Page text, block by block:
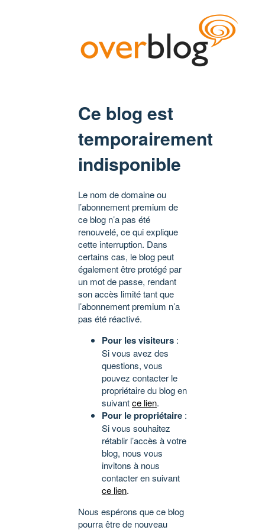
Ce blog est
temporairement
indisponible
Le nom de domaine ou
l’abonnement premium de
ce blog n’a pas été
renouvelé, ce qui explique
cette interruption. Dans
certains cas, le blog peut
également être protégé par
un mot de passe, rendant
son accès limité tant que
l’abonnement premium n’a
pas été réactivé.
Pour les visiteurs :
Si vous avez des
questions, vous
pouvez contacter le
propriétaire du blog en
suivantce lien.
Pour le propriétaire :
Si vous souhaitez
rétablir l’accès à votre
blog, nous vous
invitons à nous
contacter en suivant
ce lien.
Nous espérons que ce blog
pourra être de nouveau